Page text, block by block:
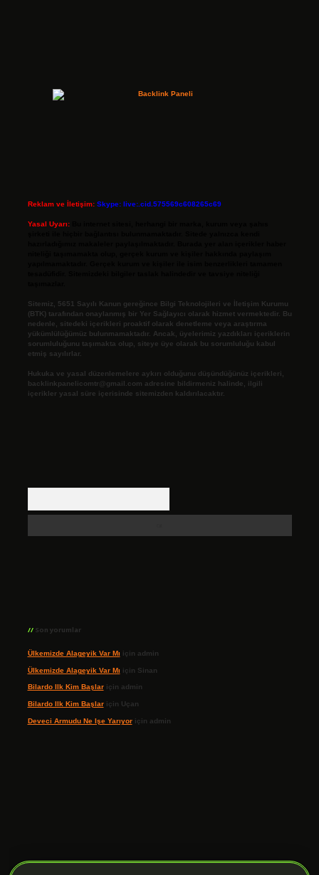
Reklam ve İletişim: Skype: live:.cid.575569c608265c69
Yasal Uyarı:
Sitemiz, 5651 Sayılı Kanun gereğince Bilgi Teknolojileri ve İletişim Kurumu
(BTK) tarafından onaylanmış bir Yer Sağlayıcı olarak hizmet vermektedir. Bu
nedenle, sitedeki içerikleri proaktif olarak denetleme veya araştırma
yükümlülüğümüz bulunmamaktadır. Ancak, üyelerimiz yazdıkları içeriklerin
sorumluluğunu taşımakta olup, siteye üye olarak bu sorumluluğu kabul
etmiş sayılırlar.
Hukuka ve yasal düzenlemelere aykırı olduğunu düşündüğünüz içerikleri,
backlinkpanelicomtr@gmail.com adresine bildirmeniz halinde, ilgili
içerikler yasal süre içerisinde sitemizden kaldırılacaktır.
Son yorumlar
Ülkemizde Alageyik Var Mı için admin
Ülkemizde Alageyik Var Mı için Sinan
Bilardo Ilk Kim Başlariçin admin
Bilardo Ilk Kim Başlariçin Uçan
Deveci Armudu Ne Işe Yarıyoriçin admin